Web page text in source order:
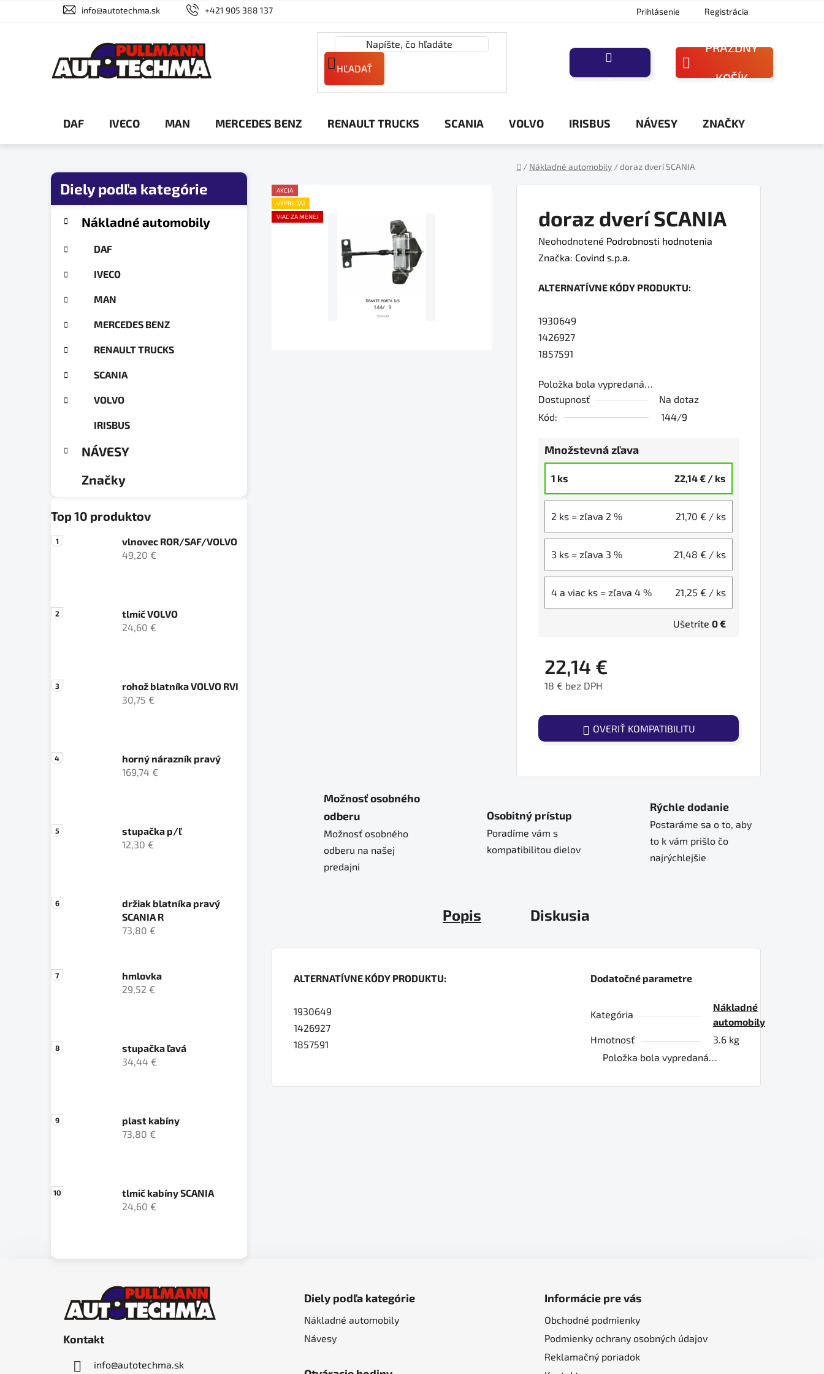
info@autotechma.sk +421 905 388 137 Prihlásenie Registrácia
HĽADAŤ
NÁKUPNÝ
PRÁZDNY
KOŠÍK
DAF IVECO MAN MERCEDES BENZ RENAULT TRUCKS SCANIA VOLVO IRISBUS NÁVESY ZNAČKY
/ Nákladné automobily /doraz dverí SCANIA
B
kategórieNákladné automobily
DAF
IVECO
MAN
MERCEDES BENZ
RENAULT TRUCKS
SCANIA
VOLVO
IRISBUS
NÁVESY
Značky
Top 10 produktov
vlnovec ROR/SAF/VOLVO
49,20 €
tlmič VOLVO
24,60 €
rohož blatníka VOLVO RVI
30,75 €
horný nárazník pravý
169,74 €
stupačka p/ľ
12,30 €
držiak blatníka pravý
SCANIA R
73,80 €
hmlovka
29,52 €
stupačka ľavá
34,44 €
plast kabíny
73,80 €
tlmič kabíny SCANIA
24,60 €
doraz dverí SCANIA
Priemerné
hodnotenie
je
z
5
hviezdičiek.
Neohodnotené Podrobnosti hodnotenia
Značka: Covind s.p.a.
ALTERNATÍVNE KÓDY PRODUKTU:
1930649
1426927
1857591
Položka bola vypredaná…
Dostupnosť
Na dotaz
Kód:
144/9
Množstevná zľava
1 ks 22,14 € / ks
2 ks = zľava 2 % 21,70 € / ks
3 ks = zľava 3 % 21,48 € / ks
4 a viac ks = zľava 4 % 21,25 € / ks
Ušetríte 0 €
22,14 €
18 € bez DPH
OVERIŤ KOMPATIBILITU
AKCIA
VÝPREDAJ
VIAC ZA MENEJ
Možnosť osobného
odberu
Možnosť osobného
odberu na našej
predajni
Osobitný prístup
Poradíme vám s
kompatibilitou dielov
Rýchle dodanie
Postaráme sa o to, aby
to k vám prišlo čo
najrýchlejšie
Popis Diskusia
ALTERNATÍVNE KÓDY PRODUKTU:
1930649
1426927
1857591
Dodatočné parametre
Kategória
Nákladné
automobily
Hmotnosť
3.6 kg
Položka bola vypredaná…
Kontakt
info@autotechma.sk
Diely podľa kategórie
Nákladné automobily
Návesy
Informácie pre vás
Obchodné podmienky
Podmienky ochrany osobných údajov
Reklamačný poriadok